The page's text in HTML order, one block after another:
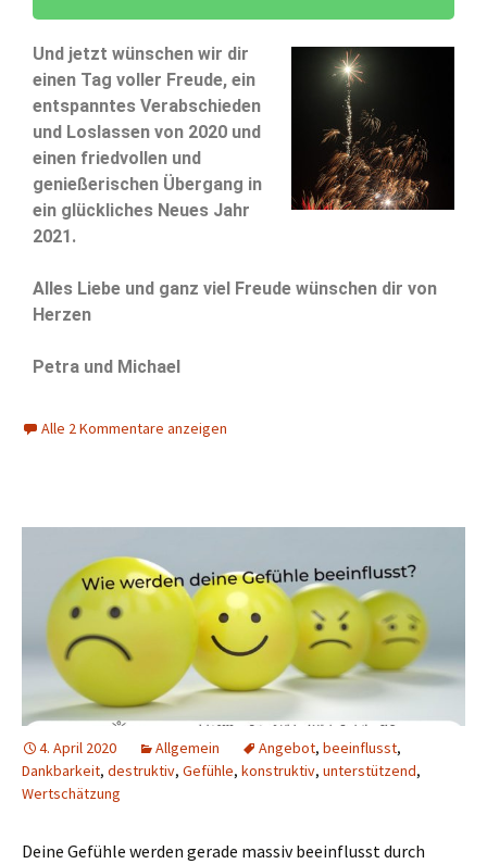
Und jetzt wünschen wir dir
einen Tag voller Freude, ein
entspanntes Verabschieden
und Loslassen von 2020 und
einen friedvollen und
genießerischen Übergang in
ein glückliches Neues Jahr
2021.
Alles Liebe und ganz viel Freude wünschen dir von
Herzen
Petra und Michael
Alle 2 Kommentare anzeigen
4. April 2020 Allgemein Angebot, beeinflusst,
Dankbarkeit, destruktiv, Gefühle, konstruktiv, unterstützend,
Wertschätzung
Deine Gefühle werden gerade massiv beeinflusst durch